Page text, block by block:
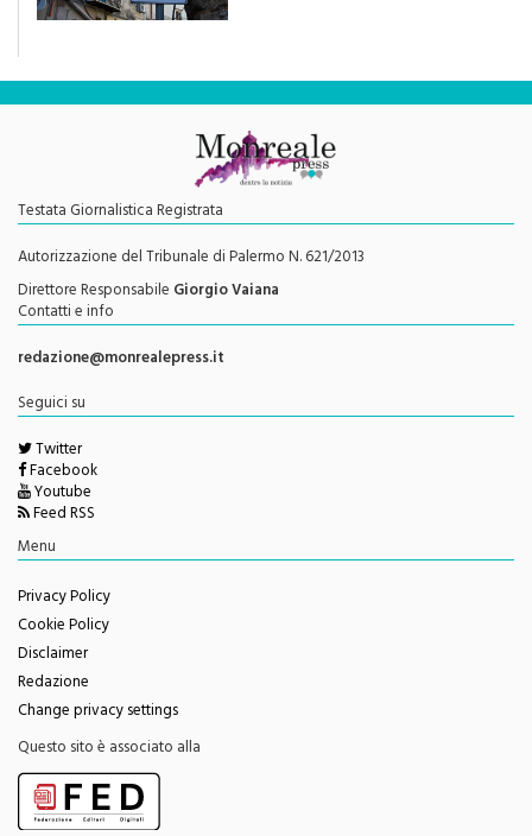
Testata Giornalistica Registrata
Autorizzazione del Tribunale di Palermo N. 621/2013
Direttore ResponsabileGiorgio Vaiana
Contatti e info
redazione@monrealepress.it
Twitter
Facebook
Youtube
Feed RSS
Menu
Privacy Policy
Cookie Policy
Disclaimer
Redazione
Change privacy settings
Questo sito è associato alla